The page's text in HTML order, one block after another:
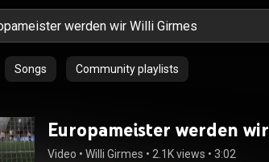
Songs Community playlists
Europameister werden wir
Video • Willi Girmes • 2.1K views • 3:02